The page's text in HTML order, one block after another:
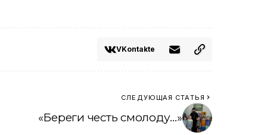
VKontakte
СЛЕДУЮЩАЯ СТАТЬЯ
«Береги честь смолоду…»